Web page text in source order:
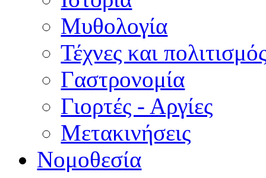
Μυθολογία
Τέχνες και
Γαστρονομία
Γιορτές - Αργίες
Μετακινήσεις
Νομοθεσία